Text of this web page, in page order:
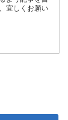
宜しくお願い